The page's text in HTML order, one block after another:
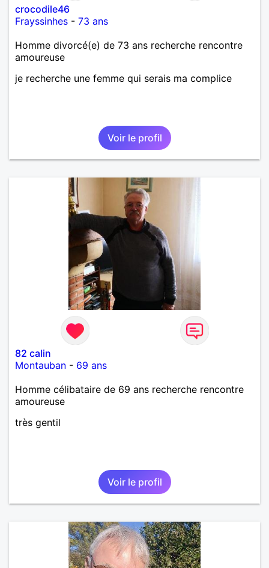
crocodile46
Frayssinhes - 73 ans
Homme divorcé(e) de 73 ans recherche rencontre
amoureuse
je recherche une femme qui serais ma complice
Voir le profil
82 calin
Montauban - 69 ans
Homme célibataire de 69 ans recherche rencontre
amoureuse
très gentil
Voir le profil